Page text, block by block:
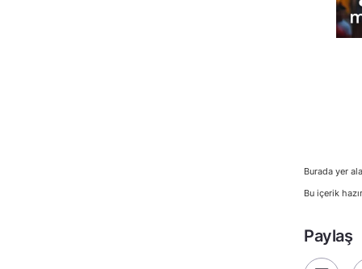
Burada yer
Bu içerik
Paylaş